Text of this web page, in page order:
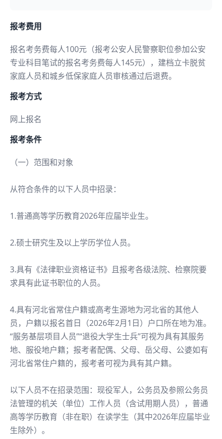
报考费用
报名考务费每人100元（报考公安人民警察职位参加公安
专业科目笔试的报名考务费每人145元），建档立卡脱贫
家庭人员和城乡低保家庭人员审核通过后退费。
报考方式
网上报名
报考条件
（一）范围和对象
从符合条件的以下人员中招录：
1.普通高等学历教育2026年应届毕业生。
2.硕士研究生及以上学历学位人员。
3.具有《法律职业资格证书》且报考各级法院、检察院要
求具有此证书职位的人员。
4.具有河北省常住户籍或高考生源地为河北省的其他人
员，户籍以报名首日（2026年2月1日）户口所在地为准。
“服务基层项目人员”“退役大学生士兵”可视为具有其服务
地、服役地户籍；报考者配偶、父母、岳父母、公婆如有
河北省常住户籍的，报考者可视为具有其户籍。
以下人员不在招录范围：现役军人，公务员及参照公务员
法管理的机关（单位）工作人员（含试用期人员），普通
高等学历教育（非在职）在读学生（其中2026年应届毕业
生除外）。